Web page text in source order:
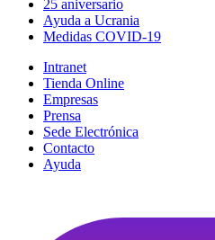
25 aniversario
Ayuda a Ucrania
Medidas COVID-19
Intranet
Tienda Online
Empresas
Prensa
Sede Electrónica
Contacto
Ayuda